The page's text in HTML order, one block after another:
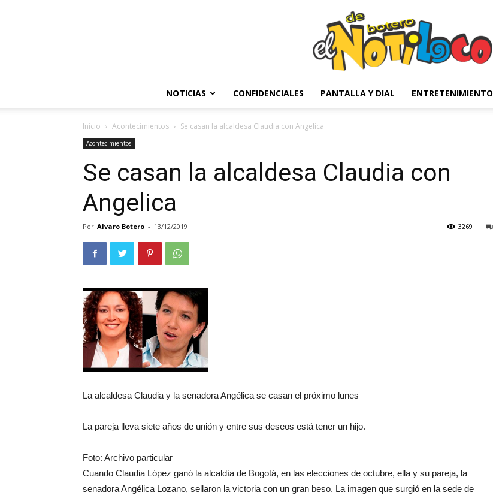
NOTICIAS CONFIDENCIALES PANTALLA Y DIAL ENTRETENIMIENTO
Inicio Acontecimientos Se casan la alcaldesa Claudia con Angelica
Acontecimientos
Se casan la alcaldesa Claudia con
Angelica
Por Alvaro Botero - 13/12/2019 3269
La alcaldesa Claudia y la senadora Angélica se casan el próximo lunes
La pareja lleva siete años de unión y entre sus deseos está tener un hijo.
Foto: Archivo particular
Cuando Claudia López ganó la alcaldía de Bogotá, en las elecciones de octubre, ella y su pareja, la
senadora Angélica Lozano, sellaron la victoria con un gran beso. La imagen que surgió en la sede de